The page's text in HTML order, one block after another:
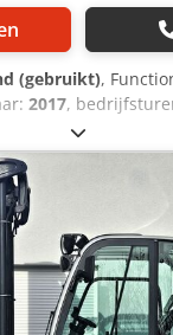
(gebruikt),
2017,
, hefhoogte:
,
%, batterijspanning:
, vorklengte:
%, totale hoogte:
UVV